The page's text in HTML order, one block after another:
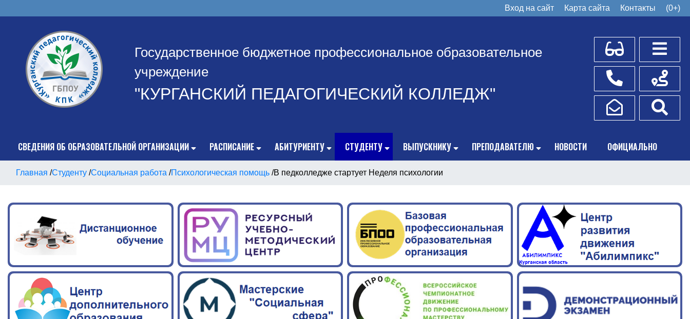
Вход на сайт Карта сайта Контакты (0+)
Государственное бюджетное профессиональное образовательное
учреждение
"КУРГАНСКИЙ ПЕДАГОГИЧЕСКИЙ КОЛЛЕДЖ"
Для слабовидящих
Телефоны
Написать обращение
Схема
СВЕДЕНИЯ ОБ ОБРАЗОВАТЕЛЬНОЙ ОРГАНИЗАЦИИ РАСПИСАНИЕ АБИТУРИЕНТУ СТУДЕНТУ ВЫПУСКНИКУ ПРЕПОДАВАТЕЛЮ НОВОСТИ ОФИЦИАЛЬНО
Главная /Студенту /Социальная работа /Психологическая помощь /В педколледже стартует Неделя психологии